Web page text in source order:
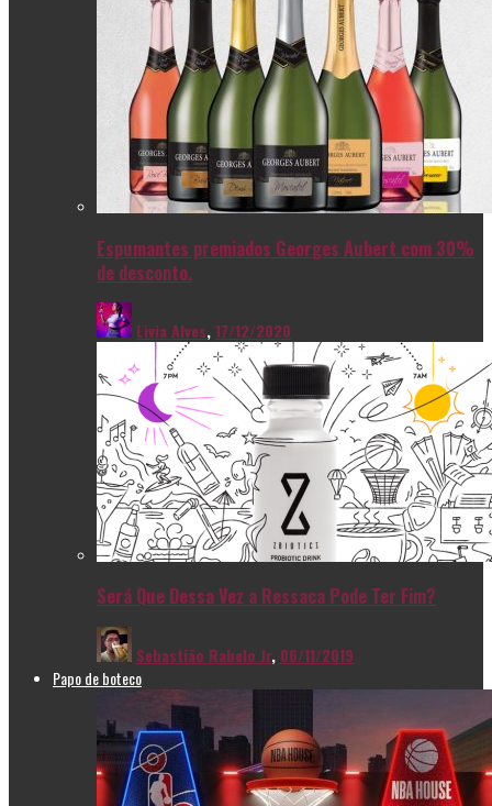
Espumantes premiados Georges Aubert com 30%
de desconto.
Livia Alves,17/12/2020
Será Que Dessa Vez a Ressaca Pode Ter Fim?
Sebastião Rabelo Jr, 06/11/2019
Papo de boteco